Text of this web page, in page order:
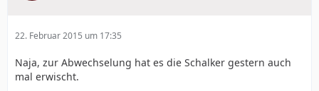
22. Februar 2015 um 17:35
Naja, zur Abwechselung hat es die Schalker gestern auch
mal erwischt.